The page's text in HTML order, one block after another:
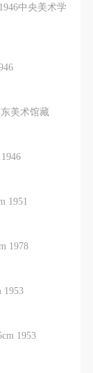
中央美术学
美术馆藏
1951
1978
1953
1953